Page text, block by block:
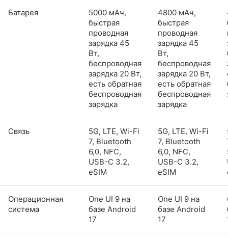
Батарея
5000 мАч,
быстрая
проводная
зарядка 45
Вт,
беспроводная
зарядка 20 Вт,
есть обратная
беспроводная
зарядка
4800 мАч,
быстрая
проводная
зарядка 45
Вт,
беспроводная
зарядка 20 Вт,
есть обратная
беспроводная
зарядка
Связь
5G, LTE, Wi-Fi
7, Bluetooth
6,0, NFC,
USB-C 3.2,
eSIM
5G, LTE, Wi-Fi
7, Bluetooth
6,0, NFC,
USB-C 3.2,
eSIM
Операционная
система
One UI 9 на
базе Android
17
One UI 9 на
базе Android
17